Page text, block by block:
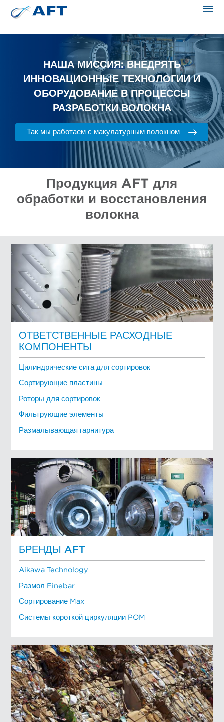
НАША МИССИЯ: ВНЕДРЯТЬ
ИННОВАЦИОННЫЕ ТЕХНОЛОГИИ И
ОБОРУДОВАНИЕ В ПРОЦЕССЫ
РАЗРАБОТКИ ВОЛОКНА
Так мы работаем с макулатурным волокном
Продукция AFT для
обработки и восстановления
волокна
ОТВЕТСТВЕННЫЕ РАСХОДНЫЕ
КОМПОНЕНТЫ
Цилиндрические сита для сортировок
Сортирующие пластины
Роторы для сортировок
Фильтрующие элементы
Размалывающая гарнитура
БРЕНДЫ AFT
Aikawa Technology
Размол Finebar
Сортирование Max
Системы короткой циркуляции POM